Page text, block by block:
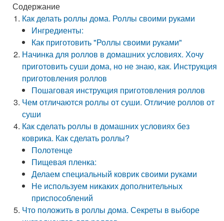
Содержание
Как делать роллы дома. Роллы своими руками
Ингредиенты:
Как приготовить "Роллы своими руками"
Начинка для роллов в домашних условиях. Хочу
приготовить суши дома, но не знаю, как. Инструкция
приготовления роллов
Пошаговая инструкция приготовления роллов
Чем отличаются роллы от суши. Отличие роллов от
суши
Как сделать роллы в домашних условиях без
коврика. Как сделать роллы?
Полотенце
Пищевая пленка:
Делаем специальный коврик своими руками
Не используем никаких дополнительных
приспособлений
Что положить в роллы дома. Секреты в выборе